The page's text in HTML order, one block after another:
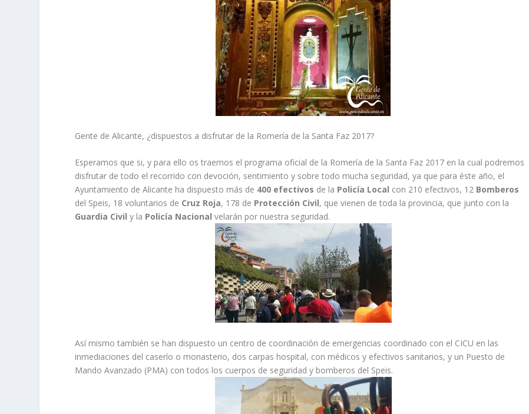
Gente de Alicante, ¿dispuestos a disfrutar de la Romería de la Santa Faz 2017?
Esperamos que si, y para ello os traemos el programa oficial de la Romería de la Santa Faz 2017 en la cual podremos
disfrutar de todo el recorrido con devoción, sentimiento y sobre todo mucha seguridad, ya que para éste año, el
Ayuntamiento de Alicante ha dispuesto más de 400 efectivos de la Policía Local con 210 efectivos, 12 Bomberos
del Speis, 18 voluntarios de Cruz Roja, 178 de Protección Civil, que vienen de toda la provincia, que junto con la
Guardia Civil y la Policía Nacional velarán por nuestra seguridad.
Así mismo también se han dispuesto un centro de coordinación de emergencias coordinado con el CICU en las
inmediaciones del caserío o monasterio, dos carpas hospital, con médicos y efectivos sanitarios, y un Puesto de
Mando Avanzado (PMA) con todos los cuerpos de seguridad y bomberos del Speis.